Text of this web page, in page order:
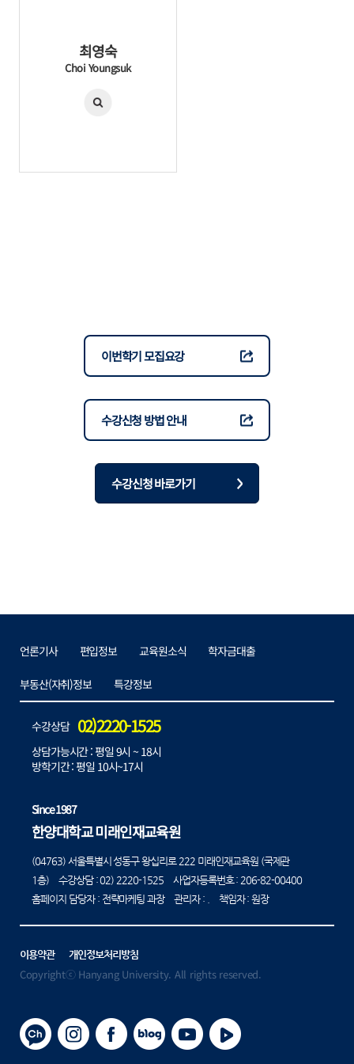
최영숙
Choi Youngsuk
이번학기 모집요강
수강신청 방법 안내
수강신청 바로가기
언론기사 편입정보 교육원소식 학자금대출
부동산(자취)정보 특강정보
수강상담 02)2220-1525
상담가능시간 : 평일 9시 ~ 18시
방학기간 : 평일 10시~17시
Since 1987
한양대학교 미래인재교육원
(04763) 서울특별시 성동구 왕십리로 222 미래인재교육원 (국제관
1층) 수강상담 :02) 2220-1525사업자등록번호 : 206-82-00400
홈페이지 담당자 : 전략마케팅 과장 관리자 : . 책임자 : 원장
이용약관 개인정보처리방침
Copyrightⓒ Hanyang University. All rights reserved.
카카오채널인스타그램
페이스북블로그유튜브플레이